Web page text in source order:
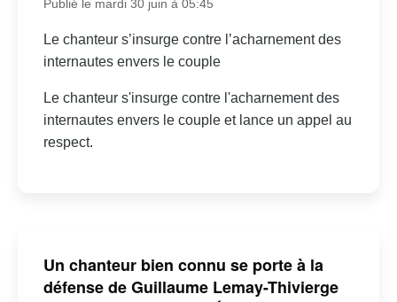
Publié le mardi 30 juin à 05:45
Le chanteur s’insurge contre l’acharnement des
internautes envers le couple
Le chanteur s'insurge contre l'acharnement des
internautes envers le couple et lance un appel au
respect.
Un chanteur bien connu se porte à la
défense de Guillaume Lemay-Thivierge